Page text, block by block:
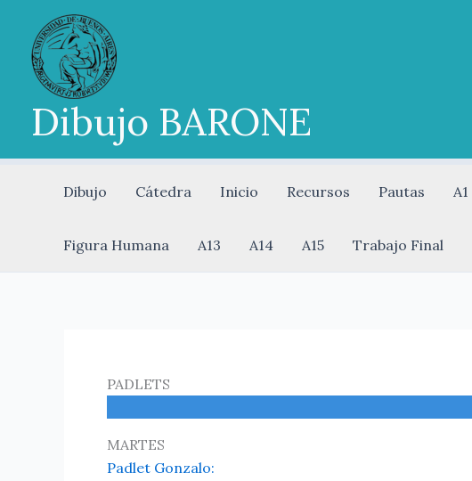
contenido
Dibujo BARONE
Dibujo Cátedra Inicio Recursos Pautas A1
Figura Humana A13 A14 A15 Trabajo Final
PADLETS
MARTES
Padlet Gonzalo: